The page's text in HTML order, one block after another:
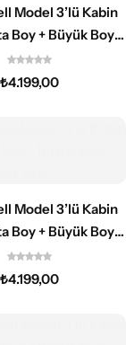
Model 3’lü Kabin
Boy + Büyük Boy
Valiz Seti
₺4.199,00
Model 3’lü Kabin
Boy + Büyük Boy
Valiz Seti
₺4.199,00